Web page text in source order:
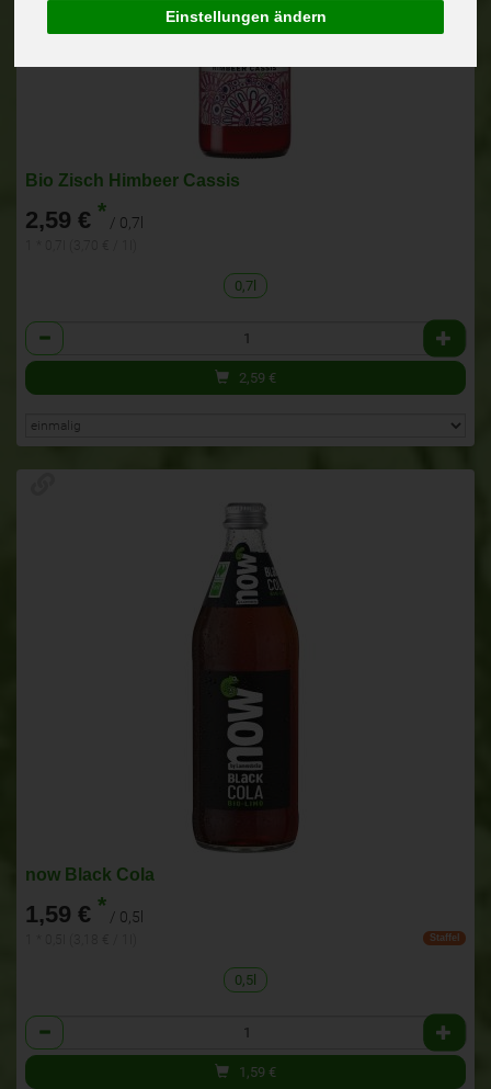
Einstellungen ändern
Bio Zisch Himbeer Cassis
2,59 € * / 0,7l
0,7l
Anzahl
2,59 €
now Black Cola
1,59 € * / 0,5l
Staffel
0,5l
Anzahl
1,59 €